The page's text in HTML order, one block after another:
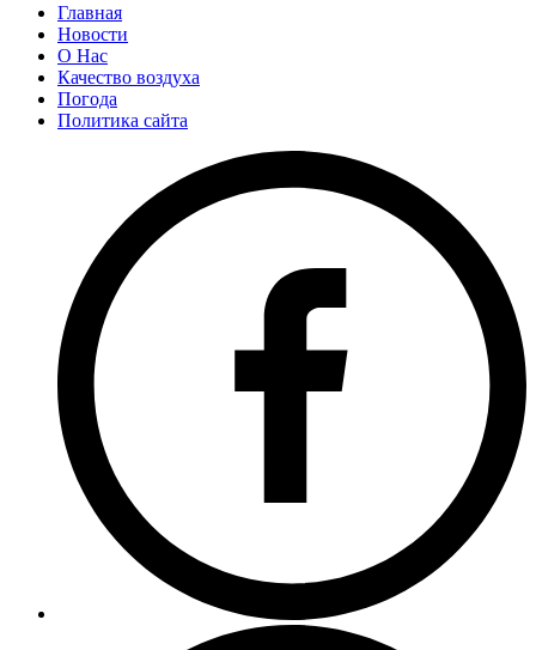
Главная
Новости
О Нас
Качество воздуха
Погода
Политика сайта